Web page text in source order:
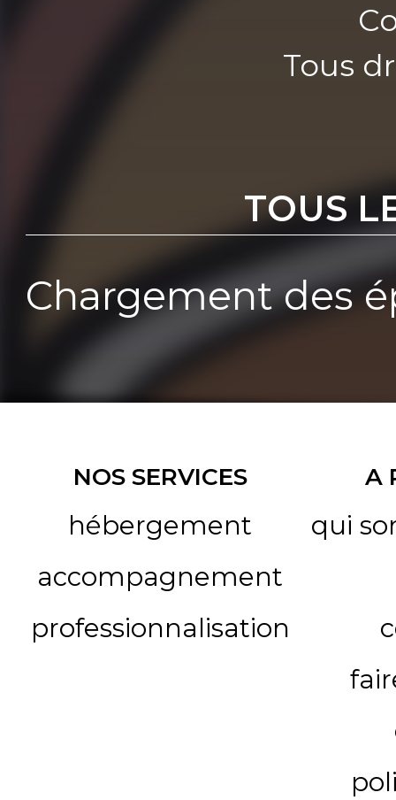
Tous
TOUS
Chargement des
NOS SERVICES
hébergement
accompagnement
professionnalisation
A
qui